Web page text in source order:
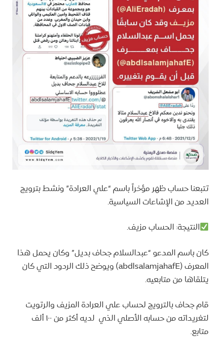
تتبعنا حساب ظهر مؤخراً باسم “علي العرادة” ونشط بترويج
العديد من الإشاعات السياسية.
النتيجة: الحساب مزيف.
كان باسم المدعو “عبدالسلام جحاف بديل” وكان يحمل هذا
المعرف (abdlsalamjahafE) ويوضح ذلك الردود التي كان
يتلقاها من متابعيه.
قام جحاف بالترويج لحساب علي العرادة المزيف والرتويت
لتغريداته من حسابه الأصلي الذي لديه أكثر من ١٠٠ ألف
متابع.